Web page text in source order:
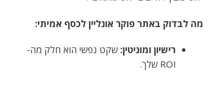
מה לבדוק באתר פוקר אונליין לכסף אמיתי:
רישיון ומוניטין: שקט נפשי הוא חלק מה-
ROI שלך.